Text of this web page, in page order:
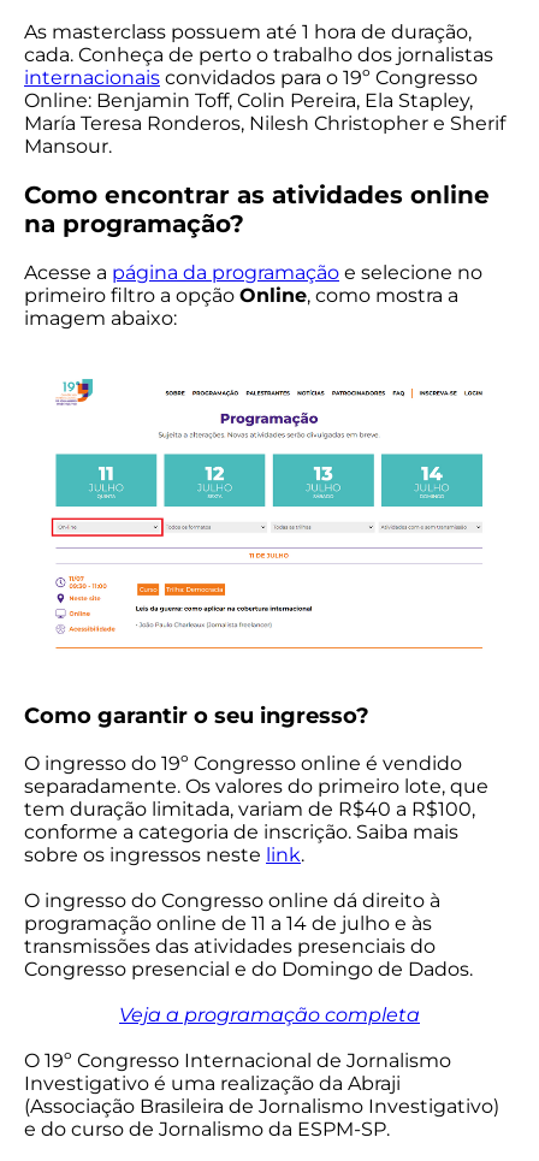
As masterclass possuem até 1 hora de duração,
cada. Conheça de perto o trabalho dos jornalistas
internacionais convidados para o 19º Congresso
Online: Benjamin Toff, Colin Pereira, Ela Stapley,
María Teresa Ronderos, Nilesh Christopher e Sherif
Mansour.
Como encontrar as atividades online
na programação?
Acesse a página da programação e selecione no
primeiro filtro a opção Online, como mostra a
imagem abaixo:
Como garantir o seu ingresso?
O ingresso do 19º Congresso online é vendido
separadamente. Os valores do primeiro lote, que
tem duração limitada, variam de R$40 a R$100,
conforme a categoria de inscrição. Saiba mais
sobre os ingressos neste link.
O ingresso do Congresso online dá direito à
programação online de 11 a 14 de julho e às
transmissões das atividades presenciais do
Congresso presencial e do Domingo de Dados.
Veja a programação completa
O 19º Congresso Internacional de Jornalismo
Investigativo é uma realização da Abraji
(Associação Brasileira de Jornalismo Investigativo)
e do curso de Jornalismo da ESPM-SP.